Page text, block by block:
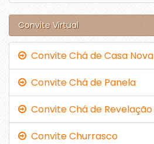
Convite Virtual
Convite Chá de Casa Nova
Convite Chá de Panela
Convite Chá de Revelação
Convite Churrasco